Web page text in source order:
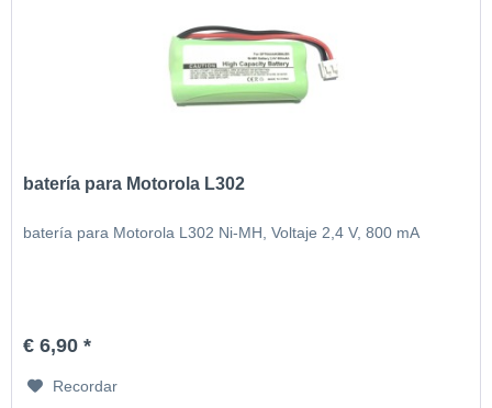
batería para Motorola L302
batería para Motorola L302 Ni-MH, Voltaje 2,4 V, 800 mA
€ 6,90 *
Recordar